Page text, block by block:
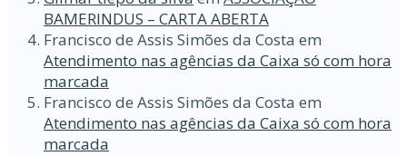
BAMERINDUS – CARTA ABERTA
Francisco de Assis Simões da Costa em
Atendimento nas agências da Caixa só com hora
marcada
Francisco de Assis Simões da Costa em
Atendimento nas agências da Caixa só com hora
marcada